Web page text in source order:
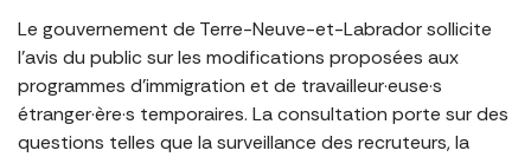
Le gouvernement de Terre-Neuve-et-Labrador sollicite
l’avis du public sur les modifications proposées aux
programmes d’immigration et de travailleur·euse·s
étranger·ère·s temporaires. La consultation porte sur des
questions telles que la surveillance des recruteurs, la